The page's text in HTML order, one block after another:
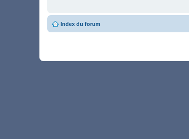
Index du forum